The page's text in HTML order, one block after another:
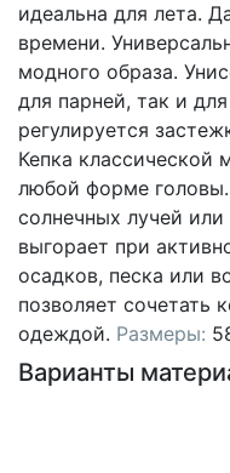
идеальна для лета.
времени.
модного образа.
для парней, так и
регулируется
Кепка классической
любой форме
солнечных лучей
выгорает при
осадков, песка или
позволяет сочетать
одеждой. Размеры:
Варианты